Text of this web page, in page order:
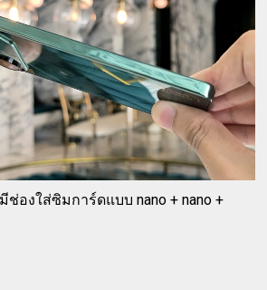
ช่องใส่ซิมการ์ดแบบ nano + nano +